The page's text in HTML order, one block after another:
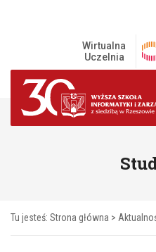
Wirtualna
Uczelnia
Tu jesteś: Strona główna >